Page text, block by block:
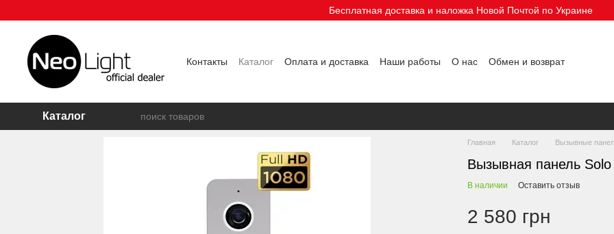
Бесплатная доставка и наложка Новой Почтой по Украине
Контакты Каталог Оплата и доставка Наши работы О нас
Обмен и возврат
Каталог
Главная Каталог Вызывные
Вызывная панель
В наличии Оставить отзыв
2 580 грн